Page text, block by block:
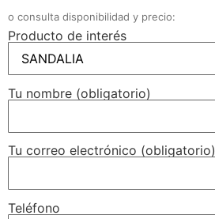
o consulta disponibilidad y precio:
Producto de interés
Tu nombre (obligatorio)
Tu correo electrónico (obligatorio)
Teléfono